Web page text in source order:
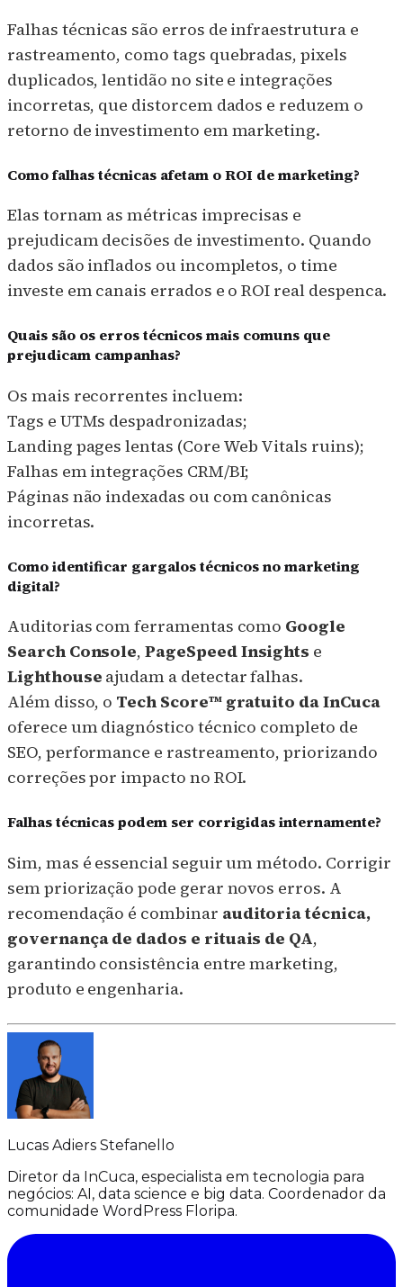
Falhas técnicas são erros de infraestrutura e
rastreamento, como tags quebradas, pixels
duplicados, lentidão no site e integrações
incorretas, que distorcem dados e reduzem o
retorno de investimento em marketing.
Como falhas técnicas afetam o ROI de marketing?
Elas tornam as métricas imprecisas e
prejudicam decisões de investimento. Quando
dados são inflados ou incompletos, o time
investe em canais errados e o ROI real despenca.
Quais são os erros técnicos mais comuns que
prejudicam campanhas?
Os mais recorrentes incluem:
Tags e UTMs despadronizadas;
Landing pages lentas (Core Web Vitals ruins);
Falhas em integrações CRM/BI;
Páginas não indexadas ou com canônicas
incorretas.
Como identificar gargalos técnicos no marketing
digital?
Auditorias com ferramentas como Google
Search Console,PageSpeed Insights e
Lighthouse ajudam a detectar falhas.
Além disso, o Tech Score™ gratuito da InCuca
oferece um diagnóstico técnico completo de
SEO, performance e rastreamento, priorizando
correções por impacto no ROI.
Falhas técnicas podem ser corrigidas internamente?
Sim, mas é essencial seguir um método. Corrigir
sem priorização pode gerar novos erros. A
recomendação é combinar auditoria técnica,
governança de dados e rituais de QA,
garantindo consistência entre marketing,
produto e engenharia.
Lucas Adiers Stefanello
Diretor da InCuca, especialista em tecnologia para
negócios: AI, data science e big data. Coordenador da
comunidade WordPress Floripa.